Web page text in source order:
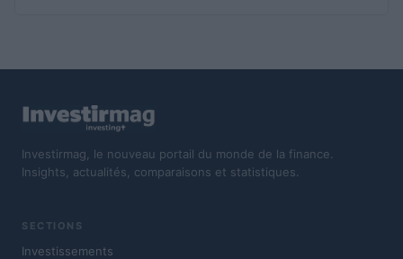
Investirmag, le nouveau portail du monde de la finance.
Insights, actualités, comparaisons et statistiques.
SECTIONS
Investissements